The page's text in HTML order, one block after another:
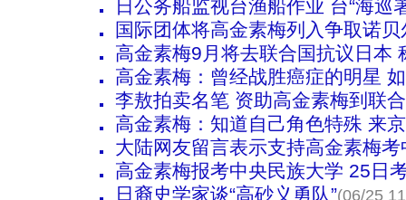
日公务船监视台渔船作业 台“海巡
国际团体将高金素梅列入争取诺
高金素梅9月将去联合国抗议日本
高金素梅：曾经战胜癌症的明星
李敖拍卖名笔 资助高金素梅到联
高金素梅：知道自己角色特殊 来
大陆网友留言表示支持高金素梅
高金素梅报考中央民族大学 25日
日裔史学家谈“高砂义勇队”(06/25